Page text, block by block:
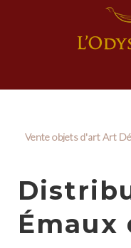
Vente objets d'art Art
Émaux